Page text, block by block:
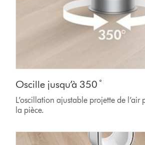
Oscille jusqu’à 350 ̊
L’oscillation ajustable projette de l’air
la pièce.